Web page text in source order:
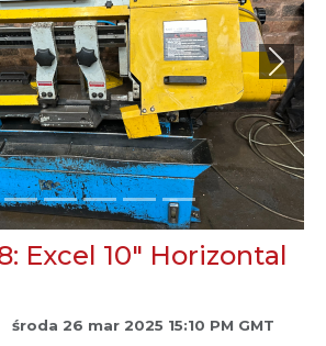
Next
Excel 10" Horizontal
środa 26 mar 2025 15:10 PM GMT